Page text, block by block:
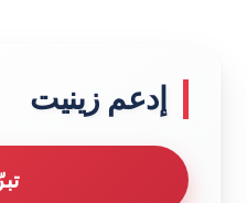
إدعم زينيت